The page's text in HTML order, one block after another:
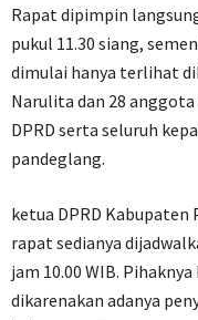
Rapat dipimpin
pukul 11.30 siang,
dimulai hanya terlihat
Narulita dan 28 anggota
DPRD serta seluruh
pandeglang.
ketua DPRD Kabupaten
rapat sedianya
jam 10.00 WIB.
dikarenakan adanya